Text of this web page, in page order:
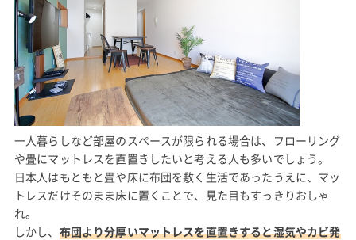
一人暮らしなど部屋のスペースが限られる場合は、フローリング
や畳にマットレスを直置きしたいと考える人も多いでしょう。
日本人はもともと畳や床に布団を敷く生活であったうえに、マッ
トレスだけそのまま床に置くことで、見た目もすっきりおしゃ
れ。
しかし、 布団より分厚いマットレスを直置きすると湿気やカビ発